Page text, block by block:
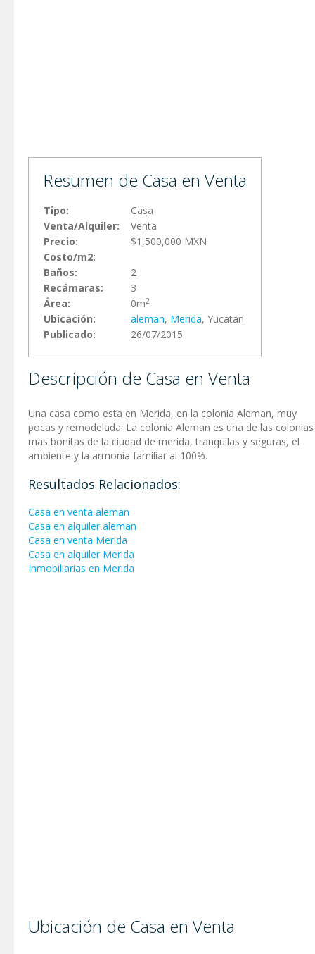
Resumen de Casa en Venta
Tipo:
Casa
Venta/Alquiler:
Venta
Precio:
$1,500,000 MXN
Costo/m2:
Baños:
2
Recámaras:
3
Área:
0m2
Ubicación: aleman, Merida, Yucatan
Publicado:
26/07/2015
Descripción de Casa en Venta
Una casa como esta en Merida, en la colonia Aleman, muy
pocas y remodelada. La colonia Aleman es una de las colonias
mas bonitas de la ciudad de merida, tranquilas y seguras, el
ambiente y la armonia familiar al 100%.
Resultados Relacionados:
Casa en venta aleman
Casa en alquiler aleman
Casa en venta Merida
Casa en alquiler Merida
Inmobiliarias en Merida
Ubicación de Casa en Venta